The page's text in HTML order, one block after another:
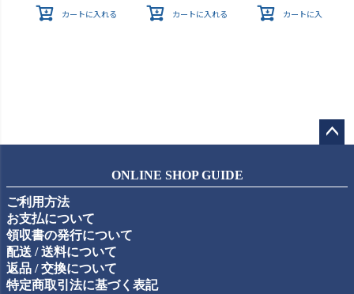
カートに入れる カートに入れる カートに入れる
ップ
ONLINE SHOP GUIDE
ご利用方法
お支払について
領収書の発行について
配送 / 送料について
返品 / 交換について
特定商取引法に基づく表記